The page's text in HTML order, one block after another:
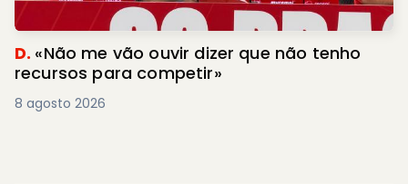
D. «Não me vão ouvir dizer que não tenho
recursos para competir»
8 agosto 2026